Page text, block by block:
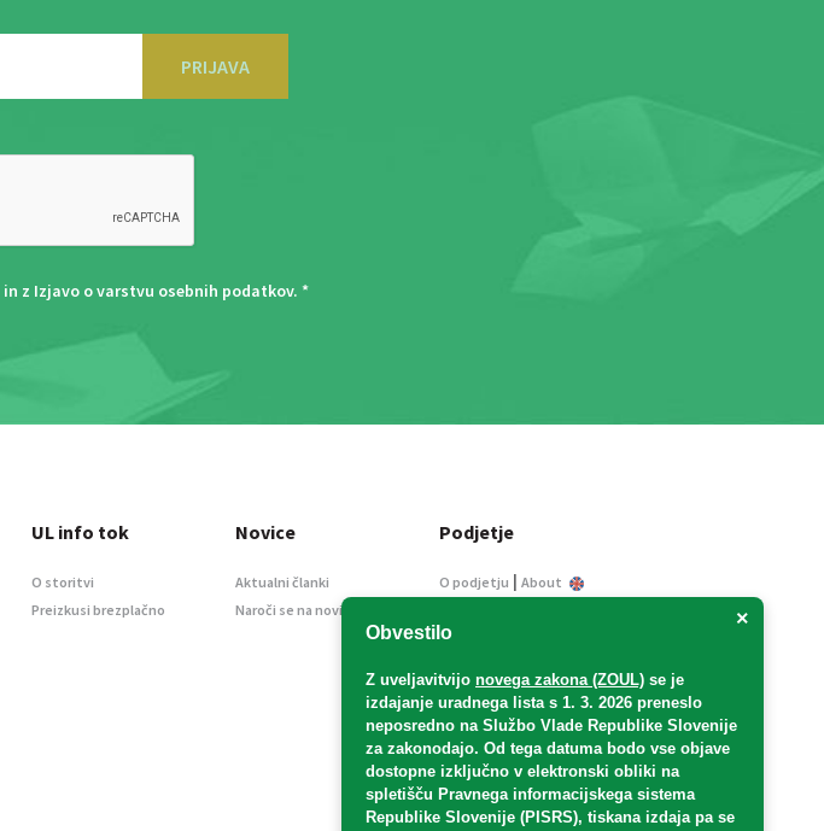
PRIJAVA
in z Izjavo o varstvu osebnih podatkov. *
×
Obvestilo
Z uveljavitvijo novega zakona (ZOUL) se je
izdajanje uradnega lista s 1. 3. 2026 preneslo
neposredno na Službo Vlade Republike Slovenije
za zakonodajo. Od tega datuma bodo vse objave
dostopne izključno v elektronski obliki na
spletišču Pravnega informacijskega sistema
Republike Slovenije (PISRS), tiskana izdaja pa se
UL info tok
O storitvi
Preizkusi brezplačno
Novice
Aktualni članki
Naroči se na novice
Podjetje
O podjetju | About
Informacije javnega
Oglaševanje
Splošni pogoji
Izjava o varstvu osebnih
podatkov
E-dražbe